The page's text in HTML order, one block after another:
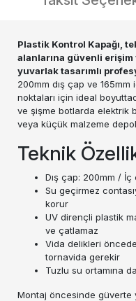
Plastik Kontrol Kapağı,
alanlarına güvenli
yuvarlak tasarımlı
200mm dış çap ve
noktaları için ideal
ve şişme botlarda elektrik
veya küçük malzeme
Teknik
Dış çap: 200mm / İç
Su geçirmez
korur
UV dirençli plastik
ve çatlamaz
Vida delikleri
tornavida gerekir
Tuzlu su ortamına
Montaj öncesinde güverte